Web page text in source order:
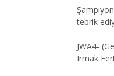
tebrik
JWA4-
Irmak